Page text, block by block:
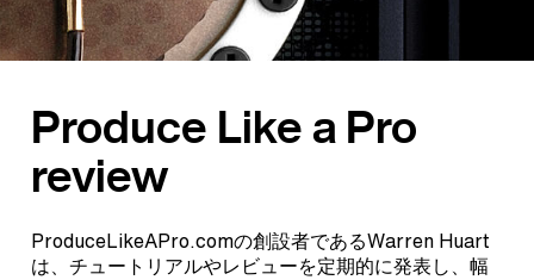
Produce Like a Pro
review
ProduceLikeAPro.comの創設者であるWarren Huart
は、チュートリアルやレビューを定期的に発表し、幅